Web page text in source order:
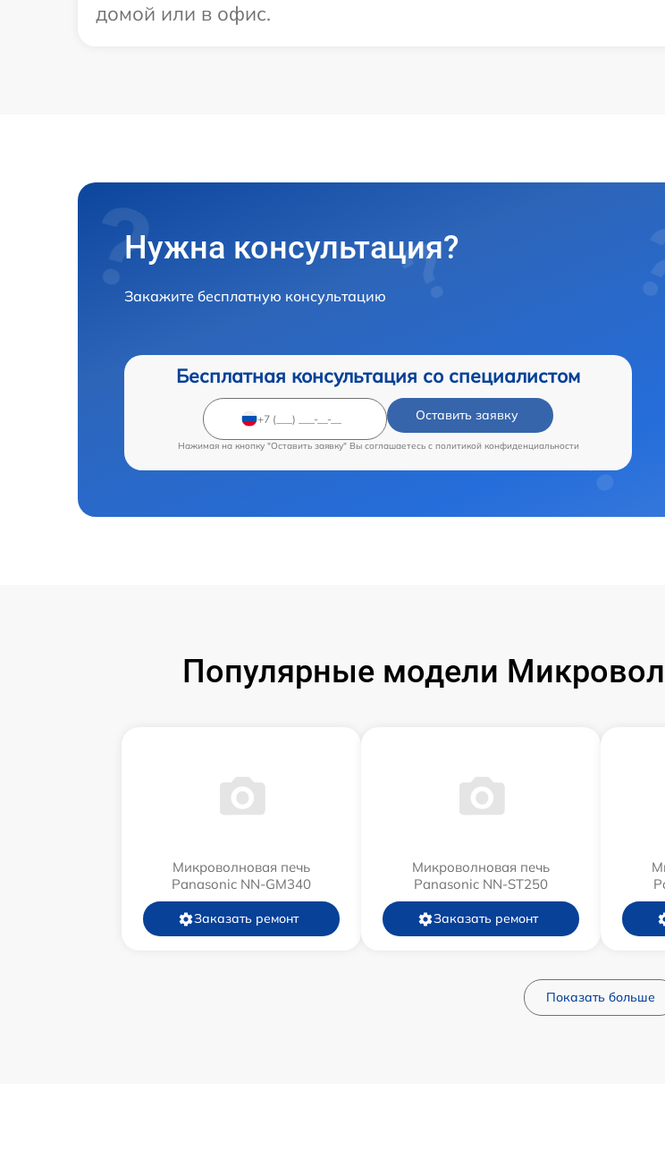
домой или в офис.
Нужна консультация?
Закажите бесплатную консультацию
Бесплатная консультация со специалистом
Оставить заявку
Нажимая на кнопку "Оставить заявку" Вы соглашаетесь c политикой конфиденциальности
Популярные модели
Микроволновая печь
Panasonic NN-GM340
Заказать ремонт
Микроволновая печь
Panasonic NN-ST250
Заказать ремонт
Показать больше